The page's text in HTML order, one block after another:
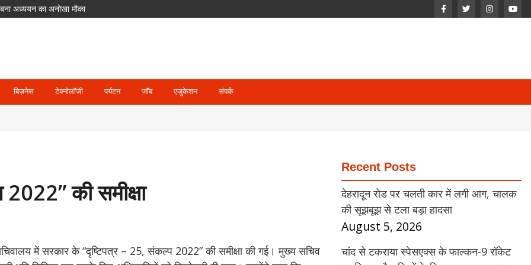
अध्ययन का अनोखा मौका
से बाहर; जॉस बटलर संभालेंगे कप्तानी
में पहुंच रहे श्रद्धालु
बिज़नेस टेक्नोलॉजी पर्यटन जॉब एजुकेशन संपर्क
की समीक्षा
में सरकार के “दृष्टिपत्र – 25, संकल्प 2022” की समीक्षा की गई। मुख्य सचिव
Recent Posts
देहरादून रोड पर चलती कार में लगी आग, चालक
की सूझबूझ से टला बड़ा हादसा
August 5, 2026
चांद से टकराया स्पेसएक्स के फाल्कन-9 रॉकेट